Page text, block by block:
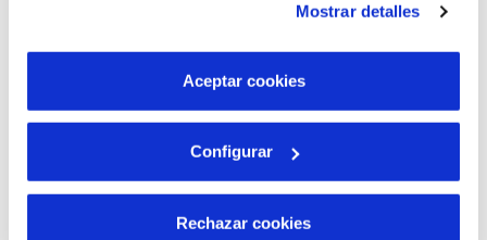
son indispensables para que el sitio web funcione y que
por tanto no se pueden desactivar. Puedes consultar
más información en nuestraPolítica de Cookies
Mostrar detalles
Aceptar cookies
Configurar
Rechazar cookies
Busquem joves brillants que vulguin cursar estudis